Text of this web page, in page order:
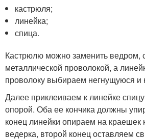
кастрюля;
линейка;
спица.
Кастрюлю можно заменить ведром,
металлической проволокой, а
проволоку выбираем негнущуюся и
Далее приклеиваем к линейке
опорой. Оба ее кончика должны
конец линейки опираем на краешек
ведерка, второй конец оставляем